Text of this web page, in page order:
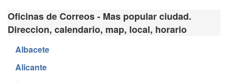
Oficinas de Correos - Mas popular ciudad.
Direccion, calendario, map, local, horario
Albacete
Alicante